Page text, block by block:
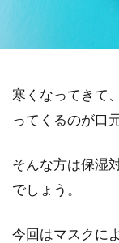
寒くなってきて
ってくるのが口
そんな方は保湿
でしょう。
今回はマスクに